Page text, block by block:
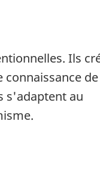
Ils
de
s'adaptent au